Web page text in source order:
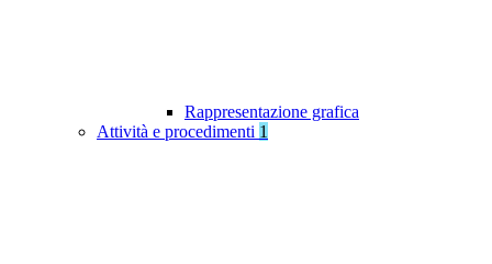
Rappresentazione grafica
Attività e procedimenti 1